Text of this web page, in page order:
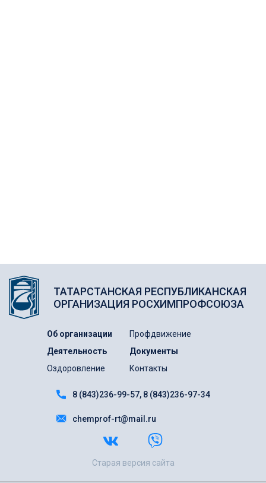
ТАТАРСТАНСКАЯ РЕСПУБЛИКАНСКАЯ
ОРГАНИЗАЦИЯ РОСХИМПРОФСОЮЗА
Об организации
Профдвижение
Деятельность
Документы
Оздоровление
Контакты
8 (843)236-99-57 8 (843)236-97-34
chemprof-rt@mail.ru
Старая версия сайта